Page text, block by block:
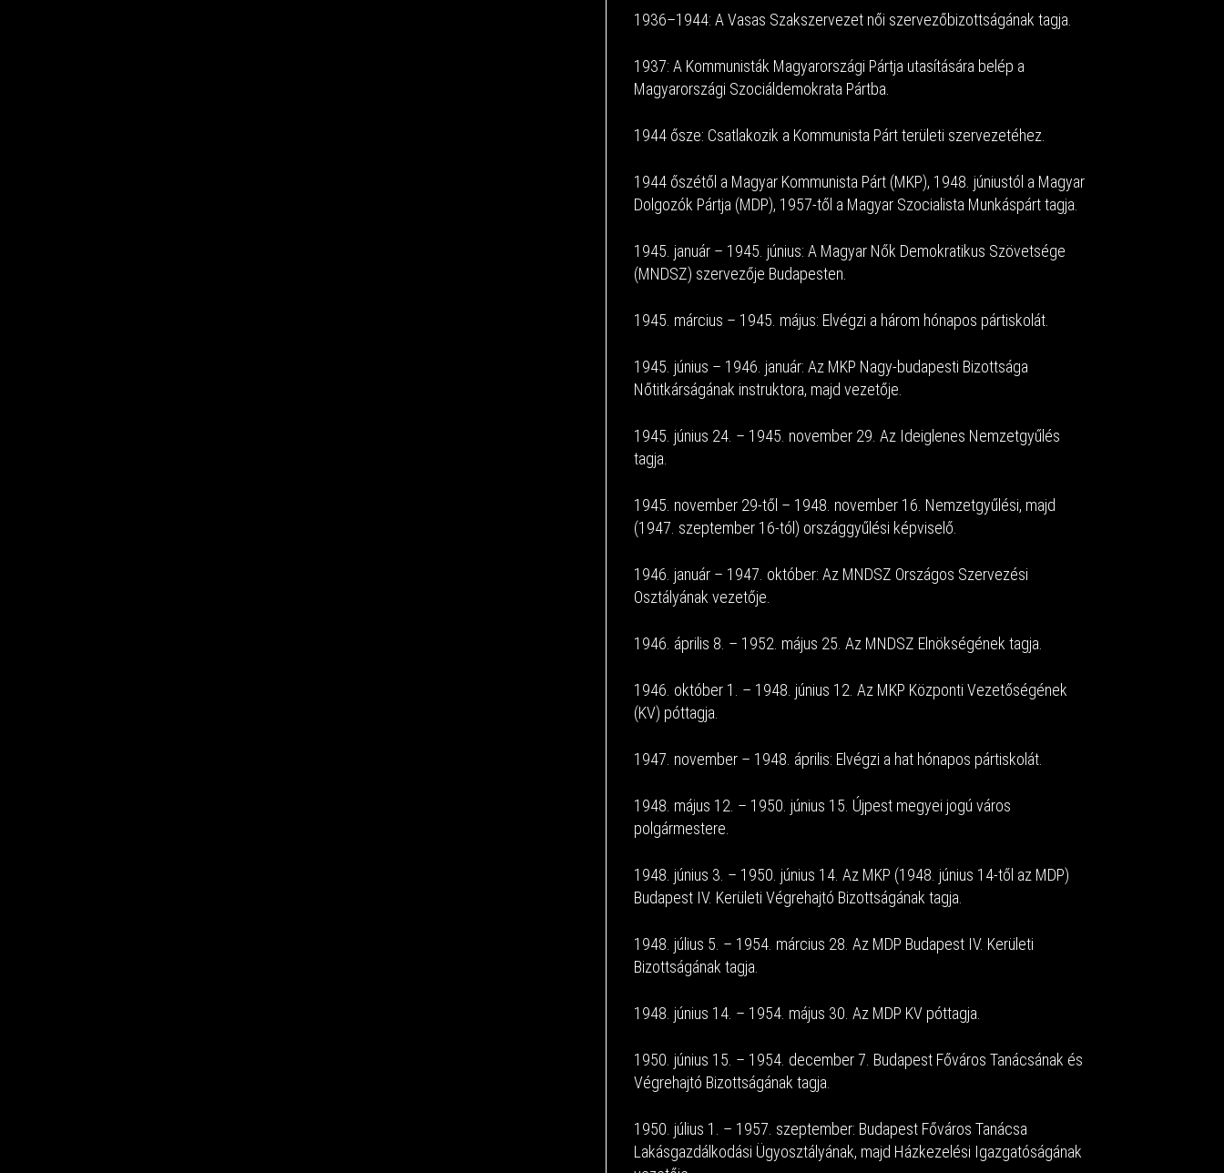
1936–1944: A Vasas Szakszervezet női szervezőbizottságának tagja.
1937: A Kommunisták Magyarországi Pártja utasítására belép a
Magyarországi Szociáldemokrata Pártba.
1944 ősze: Csatlakozik a Kommunista Párt területi szervezetéhez.
1944 őszétől a Magyar Kommunista Párt (MKP), 1948. júniustól a Magyar
Dolgozók Pártja (MDP), 1957-től a Magyar Szocialista Munkáspárt tagja.
1945. január – 1945. június: A Magyar Nők Demokratikus Szövetsége
(MNDSZ) szervezője Budapesten.
1945. március – 1945. május: Elvégzi a három hónapos pártiskolát.
1945. június – 1946. január: Az MKP Nagy-budapesti Bizottsága
Nőtitkárságának instruktora, majd vezetője.
1945. június 24. – 1945. november 29. Az Ideiglenes Nemzetgyűlés
tagja.
1945. november 29-től – 1948. november 16. Nemzetgyűlési, majd
(1947. szeptember 16-tól) országgyűlési képviselő.
1946. január – 1947. október: Az MNDSZ Országos Szervezési
Osztályának vezetője.
1946. április 8. – 1952. május 25. Az MNDSZ Elnökségének tagja.
1946. október 1. – 1948. június 12. Az MKP Központi Vezetőségének
(KV) póttagja.
1947. november – 1948. április: Elvégzi a hat hónapos pártiskolát.
1948. május 12. – 1950. június 15. Újpest megyei jogú város
polgármestere.
1948. június 3. – 1950. június 14. Az MKP (1948. június 14-től az MDP)
Budapest IV. Kerületi Végrehajtó Bizottságának tagja.
1948. július 5. – 1954. március 28. Az MDP Budapest IV. Kerületi
Bizottságának tagja.
1948. június 14. – 1954. május 30. Az MDP KV póttagja.
1950. június 15. – 1954. december 7. Budapest Főváros Tanácsának és
Végrehajtó Bizottságának tagja.
1950. július 1. – 1957. szeptember: Budapest Főváros Tanácsa
Lakásgazdálkodási Ügyosztályának, majd Házkezelési Igazgatóságának